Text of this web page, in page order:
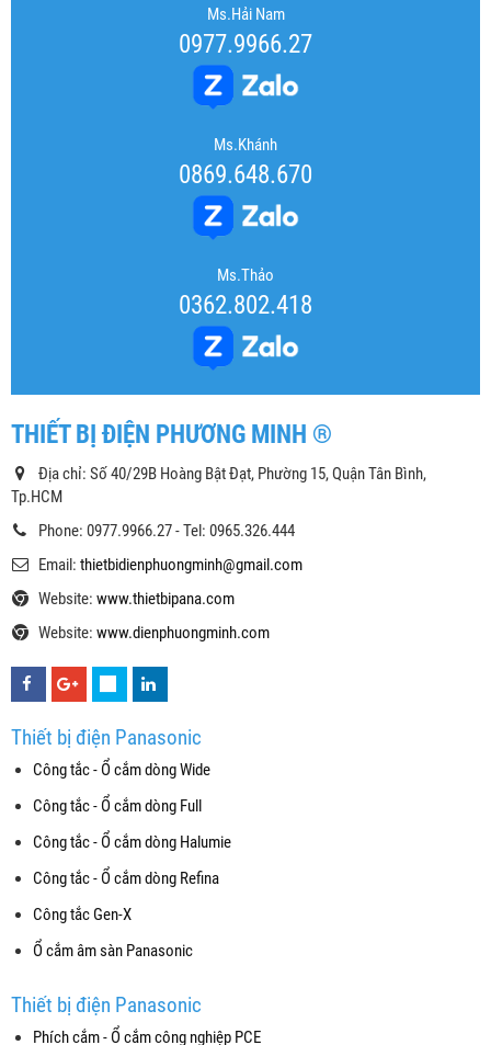
Ms.Hải Nam
0977.9966.27
Ms.Khánh
0869.648.670
Ms.Thảo
0362.802.418
THIẾT BỊ ĐIỆN PHƯƠNG MINH ®
Địa chỉ: Số 40/29B Hoàng Bật Đạt, Phường 15, Quận Tân Bình,
Tp.HCM
Phone: 0977.9966.27 - Tel: 0965.326.444
Email: thietbidienphuongminh@gmail.com
Website: www.thietbipana.com
Website: www.dienphuongminh.com
Thiết bị điện Panasonic
Công tắc - Ổ cắm dòng Wide
Công tắc - Ổ cắm dòng Full
Công tắc - Ổ cắm dòng Halumie
Công tắc - Ổ cắm dòng Refina
Công tắc Gen-X
Ổ cắm âm sàn Panasonic
Thiết bị điện Panasonic
Phích cắm - Ổ cắm công nghiệp PCE